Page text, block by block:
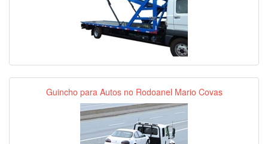
Guincho para Autos no Rodoanel Mario Covas